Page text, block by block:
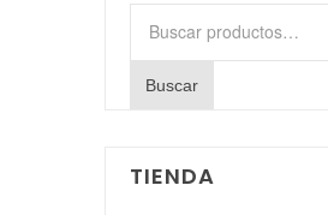
Buscar
TIENDA